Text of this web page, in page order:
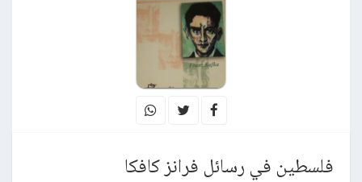
فلسطين في رسائل فرانز كافكا